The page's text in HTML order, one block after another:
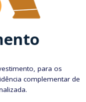
para os
complementar de